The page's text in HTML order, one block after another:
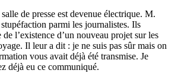
de presse est devenue électrique. M.
parmi les journalistes. Ils
de l’existence d’un nouveau projet sur les
Il leur a dit : je ne suis pas sûr mais on
vous avait déjà été transmise. Je
déjà eu ce communiqué.